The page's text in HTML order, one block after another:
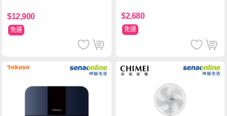
$12,900
免運
$2,680
免運